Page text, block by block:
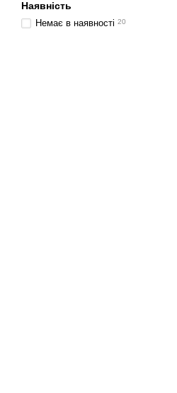
Наявність
Немає в наявності 20